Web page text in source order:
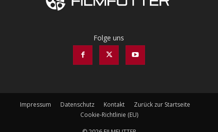
Folge uns
Impressum Datenschutz Kontakt
Zurück zur Startseite
Cookie-Richtlinie (EU)